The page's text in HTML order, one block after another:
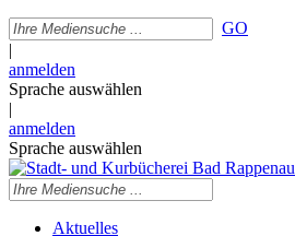
GO
|
anmelden
Sprache auswählen
|
anmelden
Sprache auswählen
Aktuelles